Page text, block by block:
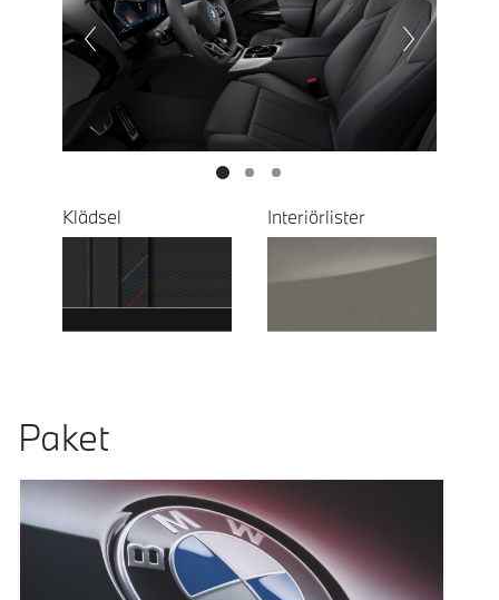
Prevoius
Next
Klädsel Interiörlister
Paket